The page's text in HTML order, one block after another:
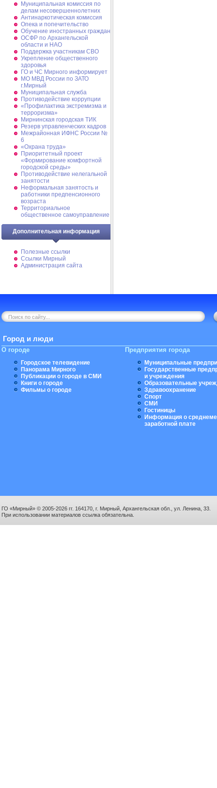
Муниципальная комиссия по
делам несовершеннолетних
Антинаркотическая комиссия
Опека и попечительство
Обучение иностранных граждан
ОСФР по Архангельской
области и НАО
Поддержка участникам СВО
Укрепление общественного
здоровья
ГО и ЧС Мирного информирует
МО МВД России по ЗАТО
г.Мирный
Муниципальная cлужба
Противодействие коррупции
«Профилактика экстремизма и
терроризма»
Мирнинская городская ТИК
Резерв управленческих кадров
Межрайонная ИФНС России №
6
«Охрана труда»
Приоритетный проект
«Формирование комфортной
городской среды»
Противодействие нелегальной
занятости
Неформальная занятость и
работники предпенсионного
возраста
Территориальное
общественное самоуправление
Дополнительная информация
Полезные ссылки
Ссылки Мирный
Администрация сайта
Город и люди
О городе
Городское телевидение
Панорама Мирного
Публикации о городе в СМИ
Книги о городе
Фильмы о городе
Предприятия города
Муниципальные
Государственные
и учреждения
Образовательные
Здравоохранение
Спорт
СМИ
Гостиницы
Информация о
заработной плате
ГО «Мирный» © 2005-2026 гг. 164170, г. Мирный, Архангельская обл., ул. Ленина, 33.
При использовании материалов ссылка обязательна.